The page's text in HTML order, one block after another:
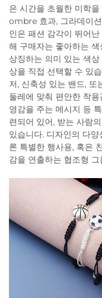
은 시간을 초월한 미학
ombre 효과, 그라데이
인은 패션 감각이 뛰어
해 구매자는 좋아하는
상징하는 의미 있는 색
상을 직접 선택할 수 있
저, 신축성 있는 밴드, 또
둘레에 맞춰 편안한 착
영감을 주는 메시지 등
련되어 있어, 받는 사람
있습니다. 디자인의 다
론 특별한 행사용, 혹은
감을 연출하는 협조형